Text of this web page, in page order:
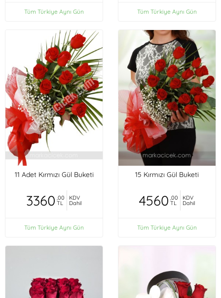
Tüm Türkiye Aynı Gün Tüm Türkiye Aynı Gün
11 Adet Kırmızı Gül Buketi
3360 ,00
TL
KDV
Dahil
Tüm Türkiye Aynı Gün
15 Kırmızı Gül Buketi
4560 ,00
TL
KDV
Dahil
Tüm Türkiye Aynı Gün